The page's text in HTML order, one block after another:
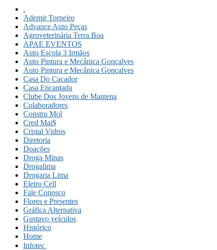
.
Ademir Torneiro
Advance Auto Peças
Agroveterinária Terra Boa
APAE EVENTOS
Auto Escola 3 Irmãos
Auto Pintura e Mecânica Gonçalves
Auto Pintura e Mecânica Gonçalves
Casa Do Caçador
Casa Encantada
Clube Dos Jovens de Mantena
Colaboradores
Constru Mol
Cred Mai$
Cristal Vidros
Diretoria
Doações
Droga Minas
Drogalima
Drogaria Lima
Eletro Cell
Fale Conosco
Flores e Presentes
Gráfica Alternativa
Gustavo veículos
Histórico
Home
Infotec